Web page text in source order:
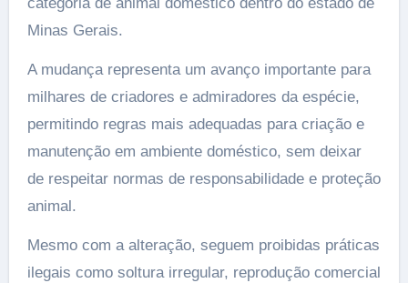
Minas Gerais.
A mudança representa um avanço importante para
milhares de criadores e admiradores da espécie,
permitindo regras mais adequadas para criação e
manutenção em ambiente doméstico, sem deixar
de respeitar normas de responsabilidade e proteção
animal.
Mesmo com a alteração, seguem proibidas práticas
ilegais como soltura irregular, reprodução comercial